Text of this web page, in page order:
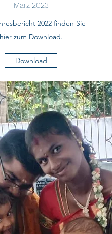
März 2023
2022 finden Sie
hier zum Download.
Download